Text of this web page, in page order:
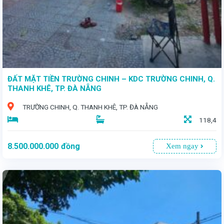
ĐẤT MẶT TIỀN TRƯỜNG CHINH – KDC TRƯỜNG CHINH, Q.
THANH KHÊ, TP. ĐÀ NẴNG
TRƯỜNG CHINH, Q. THANH KHÊ, TP. ĐÀ NẴNG
118,4
8.500.000.000 đồng Xem ngay